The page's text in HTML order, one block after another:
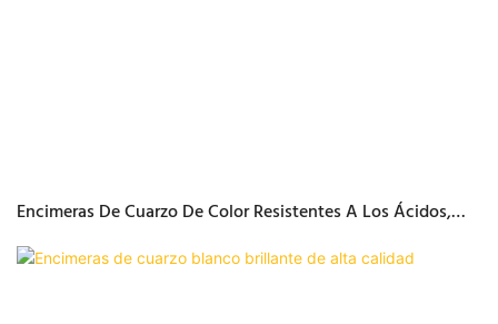
Encimeras De Cuarzo De Color Resistentes A Los Ácidos,
Personalizadas